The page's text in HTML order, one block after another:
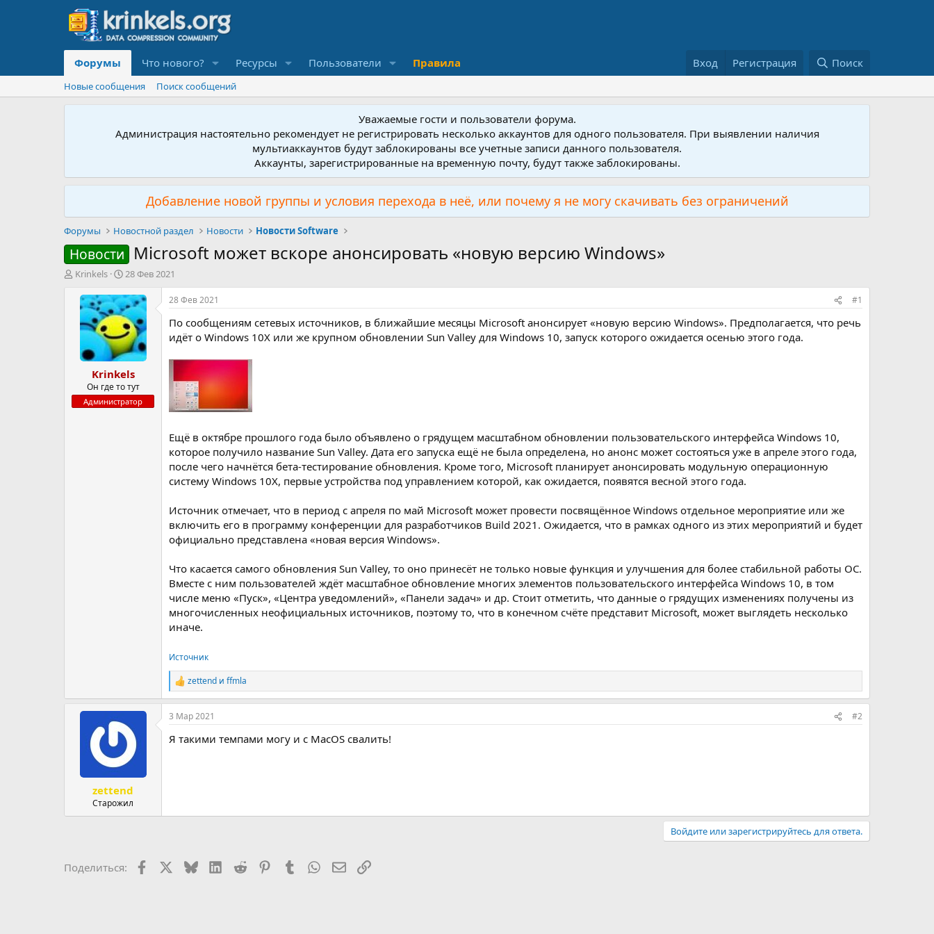
Форумы Что нового? Ресурсы Пользователи Правила Вход Регистрация Поиск
Новые сообщения Поиск сообщений
Уважаемые гости и пользователи форума.
Администрация настоятельно рекомендует не регистрировать несколько аккаунтов для одного пользователя. При выявлении наличия
мультиаккаунтов будут заблокированы все учетные записи данного пользователя.
Аккаунты, зарегистрированные на временную почту, будут также заблокированы.
Добавление новой группы и условия перехода в неё, или почему я не могу скачивать без ограничений
Форумы Новостной раздел Новости Новости Software
Новости Microsoft может вскоре анонсировать «новую версию Windows»
А
м
Krinkels
Д
т
а
н
а
ч
а
л
а
28 Фев 2021
Krinkels
Он где то тут
Администратор
28 Фев 2021 #1
По сообщениям сетевых источников, в ближайшие месяцы Microsoft анонсирует «новую версию Windows». Предполагается, что речь
идёт о Windows 10X или же крупном обновлении Sun Valley для Windows 10, запуск которого ожидается осенью этого года.
Ещё в октябре прошлого года было объявлено о грядущем масштабном обновлении пользовательского интерфейса Windows 10,
которое получило название Sun Valley. Дата его запуска ещё не была определена, но анонс может состояться уже в апреле этого года,
после чего начнётся бета-тестирование обновления. Кроме того, Microsoft планирует анонсировать модульную операционную
систему Windows 10X, первые устройства под управлением которой, как ожидается, появятся весной этого года.
Источник отмечает, что в период с апреля по май Microsoft может провести посвящённое Windows отдельное мероприятие или же
включить его в программу конференции для разработчиков Build 2021. Ожидается, что в рамках одного из этих мероприятий и будет
официально представлена «новая версия Windows».
Что касается самого обновления Sun Valley, то оно принесёт не только новые функция и улучшения для более стабильной работы ОС.
Вместе с ним пользователей ждёт масштабное обновление многих элементов пользовательского интерфейса Windows 10, в том
числе меню «Пуск», «Центра уведомлений», «Панели задач» и др. Стоит отметить, что данные о грядущих изменениях получены из
многочисленных неофициальных источников, поэтому то, что в конечном счёте представит Microsoft, может выглядеть несколько
иначе.
Источник
Р
е
а
к
и
zettend и ffmla
zettend
Старожил
3 Мар 2021 #2
Я такими темпами могу и с MacOS свалить!
Войдите или зарегистрируйтесь для ответа.
Поделиться: FacebookX (Twitter)
BlueskyLinkedIn
Reddit PinterestTumblr WhatsApp
Электронная почта
Ссылка